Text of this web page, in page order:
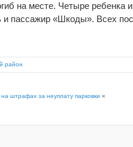
на месте. Четыре ребенка
и пассажир «Шкоды». Всех
район
штрафах за неуплату парковки «